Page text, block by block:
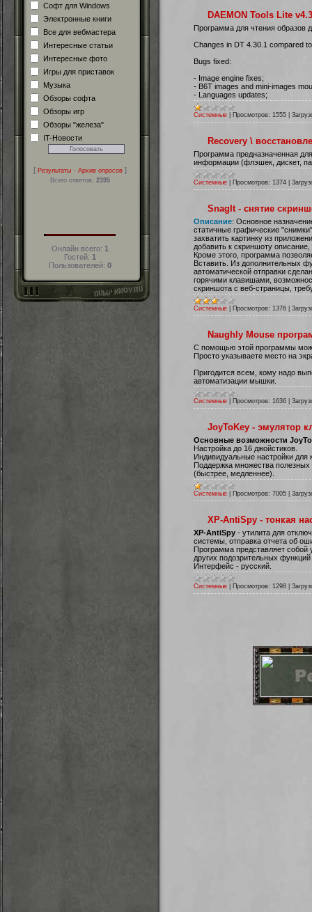
Софт для Windows
Электронные книги
Все для вебмастера
Интересные статьи
Интересные фото
Игры для приставок
Музыка
Обзоры софта
Обзоры игр
Обзоры "железа"
IT-Новости
[ Результаты· Архив опросов]
Всего ответов: 2395
Онлайн всего: 1
Гостей: 1
Пользователей: 0
DAEMON Tools Lite
Программа для чтения образов
Changes in DT 4.30.1 compared
Bugs fixed:
- Image engine fixes;
- B6T images and mini-images
- Languages updates;
Системные Просмотров: 1555
Recovery \
Программа предназначенная
информации (флэшек, дискет,
Системные Просмотров: 1374
SnagIt - снятие
Описание: Oсновное
статичные графические
захватить картинку из
добавить к скриншоту
Кроме этого, программа
Вставить. Из дополнительных
автоматической отправки
горячими клавишами,
скриншота с веб-страницы,
Системные Просмотров: 1376
Naughly Mouse
С помощью этой программы
Просто указываете место на
Пригодится всем, кому надо
автоматизации мышки.
Системные Просмотров: 1636
JoyToKey - эмулятор
Основные возможности
Настройка до 16 джойстиков.
Индивидуальные настройки
Поддержка множества
(быстрее, медленнее).
Системные Просмотров: 7005
XP-AntiSpy - тонкая
XP-AntiSpy - утилита для
системы, отправка отчета об
Программа представляет
других подозрительных
Интерфейс - русский.
Системные Просмотров: 1298